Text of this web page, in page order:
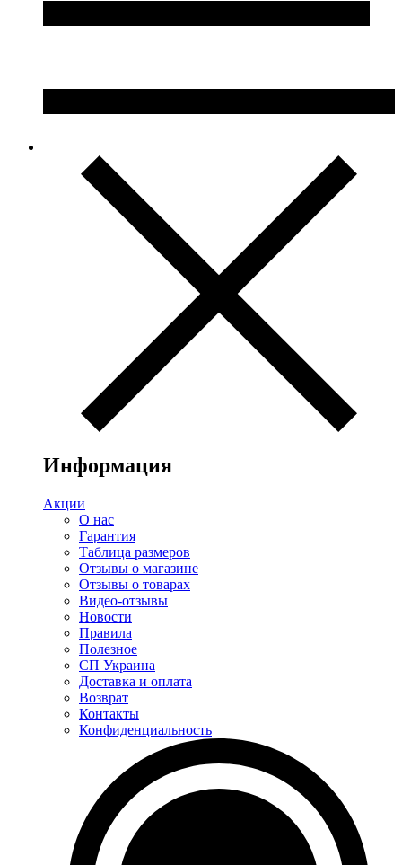
Информация
Акции
О нас
Гарантия
Таблица размеров
Отзывы о магазине
Отзывы о товарах
Видео-отзывы
Новости
Правила
Полезное
СП Украина
Доставка и оплата
Возврат
Контакты
Конфиденциальность